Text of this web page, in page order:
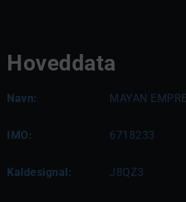
Hoveddata
Navn: MAYAN
IMO: 6718233
Kaldesignal: J8QZ3